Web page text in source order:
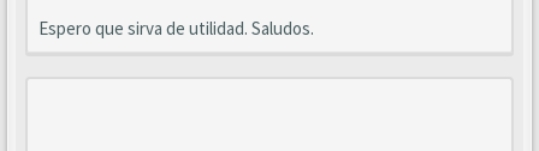
Espero que sirva de utilidad. Saludos.